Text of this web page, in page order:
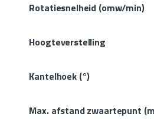
Rotatiesnelheid (omw/min)
Hoogteverstelling
Kantelhoek (°)
Max. afstand zwaartepunt